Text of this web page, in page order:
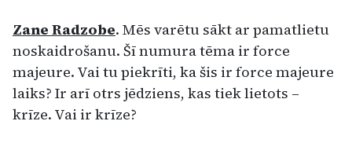
Zane Radzobe. Mēs varētu sākt ar pamatlietu
noskaidrošanu. Šī numura tēma ir force
majeure. Vai tu piekrīti, ka šis ir force majeure
laiks? Ir arī otrs jēdziens, kas tiek lietots –
krīze. Vai ir krīze?